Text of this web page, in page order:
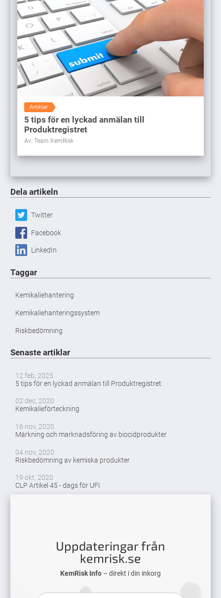
Artiklar
5 tips för en lyckad anmälan till
Produktregistret
Av: Team KemRisk
Dela artikeln
Twitter
Facebook
LinkedIn
Taggar
Kemikaliehantering
Kemikaliehanteringssystem
Riskbedömning
Senaste artiklar
12 feb, 2025
5 tips för en lyckad anmälan till Produktregistret
02 dec, 2020
Kemikalieförteckning
16 nov, 2020
Märkning och marknadsföring av biocidprodukter
04 nov, 2020
Riskbedömning av kemiska produkter
19 okt, 2020
CLP Artikel 45 - dags för UFI
Uppdateringar från
kemrisk.se
KemRisk Info – direkt i din inkorg